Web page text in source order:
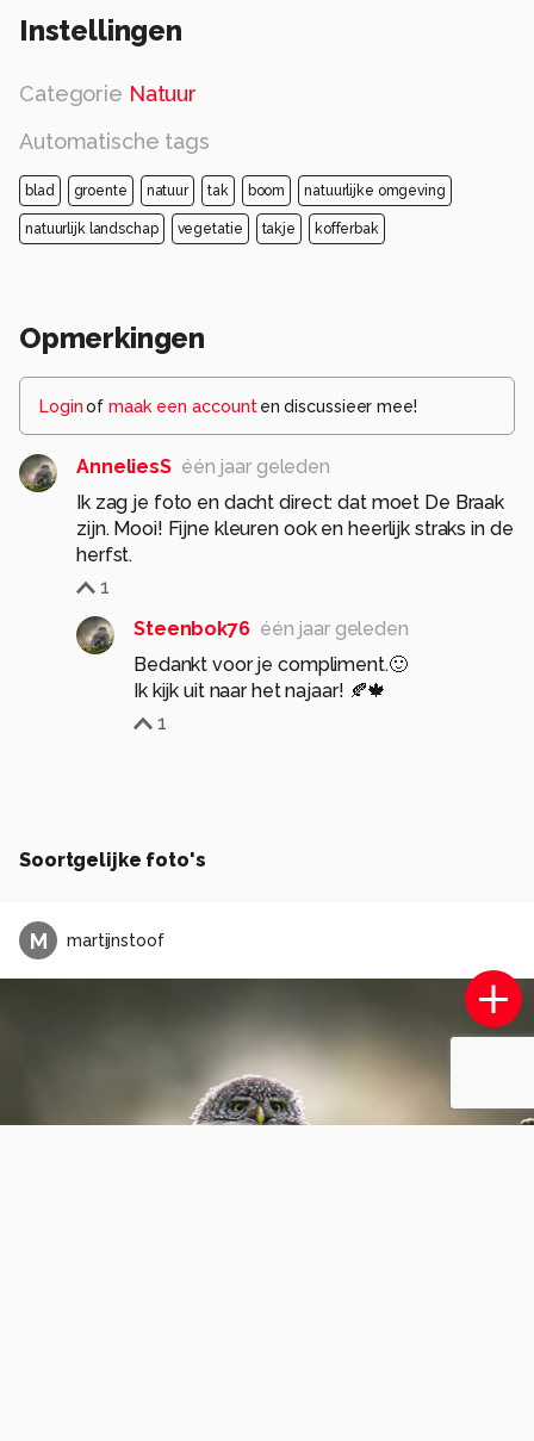
Instellingen
Categorie Natuur
Automatische tags
blad groente natuur tak boom natuurlijke omgeving
natuurlijk landschap vegetatie takje kofferbak
Opmerkingen
Loginof maak een account en discussieer mee!
AnneliesS één jaar geleden
Ik zag je foto en dacht direct: dat moet De Braak
zijn. Mooi! Fijne kleuren ook en heerlijk straks in de
herfst.
1
Steenbok76 één jaar geleden
Bedankt voor je compliment.🙂
Ik kijk uit naar het najaar! 🍂🍁
1
Soortgelijke foto's
M martijnstoof